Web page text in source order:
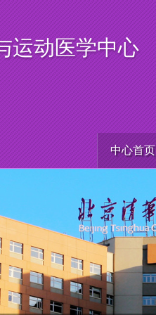
运动医学中心
中心首页